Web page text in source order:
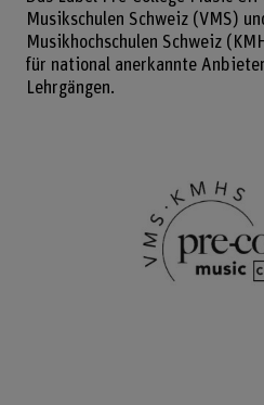
Musikschulen Schweiz (VMS)
Musikhochschulen Schweiz
für national anerkannte
Lehrgängen.